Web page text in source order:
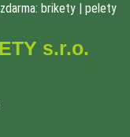
brikety | pelety
s.r.o.